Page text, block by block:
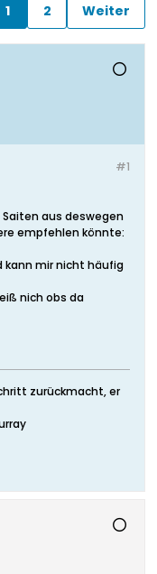
1 2 Weiter
#1
aus deswegen
empfehlen könnte:
kann mir nicht häufig
nich obs da
zurückmacht, er